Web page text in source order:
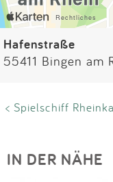
Hafenstraße
55411 Bingen am
< Spielschiff
IN DER NÄHE